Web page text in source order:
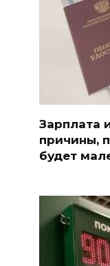
Зарплата
причины,
будет